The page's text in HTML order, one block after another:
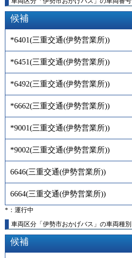
候補
*6401(三重交通(伊勢営業所))
*6451(三重交通(伊勢営業所))
*6492(三重交通(伊勢営業所))
*6662(三重交通(伊勢営業所))
*9001(三重交通(伊勢営業所))
*9002(三重交通(伊勢営業所))
6646(三重交通(伊勢営業所))
6664(三重交通(伊勢営業所))
*：運行中
車両区分「伊勢市おかげバス」の車両種別
候補